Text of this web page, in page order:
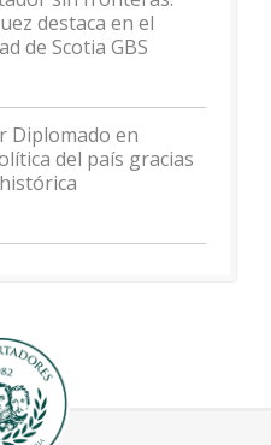
destaca en el
de Scotia GBS
Diplomado en
del país gracias